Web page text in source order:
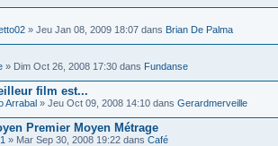
» Jeu Jan 08, 2009 18:07 dans Brian De Palma
» Dim Oct 26, 2008 17:30 dans Fundanse
film est...
Arrabal » Jeu Oct 09, 2008 14:10 dans Gerardmerveille
Premier Moyen Métrage
» Mar Sep 30, 2008 19:22 dans Café